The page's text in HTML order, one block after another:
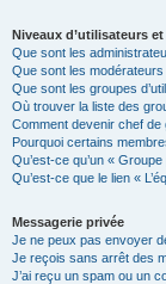
Niveaux d’utilisateurs
Que sont les
Que sont les modérateurs
Que sont les groupes
Où trouver la liste des
Comment devenir chef de
Pourquoi certains
Qu’est-ce qu’un «
Qu’est-ce que le lien «
Messagerie privée
Je ne peux pas envoyer
Je reçois sans arrêt des
J’ai reçu un spam ou un